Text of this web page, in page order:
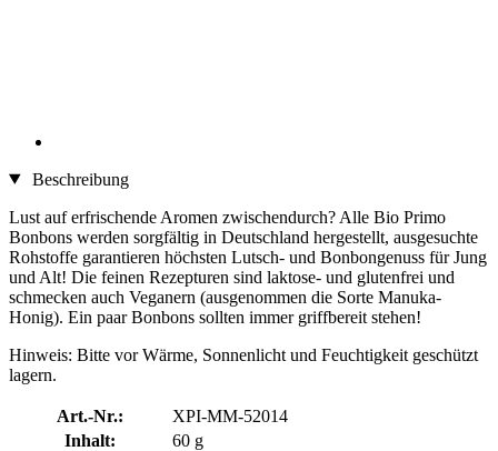
Beschreibung
Lust auf erfrischende Aromen zwischendurch? Alle Bio Primo
Bonbons werden sorgfältig in Deutschland hergestellt, ausgesuchte
Rohstoffe garantieren höchsten Lutsch- und Bonbongenuss für Jung
und Alt! Die feinen Rezepturen sind laktose- und glutenfrei und
schmecken auch Veganern (ausgenommen die Sorte Manuka-
Honig). Ein paar Bonbons sollten immer griffbereit stehen!
Hinweis: Bitte vor Wärme, Sonnenlicht und Feuchtigkeit geschützt
lagern.
Art.-Nr.:
XPI-MM-52014
Inhalt:
60 g